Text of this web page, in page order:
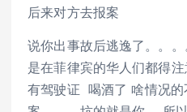
后来对方去报案
说你出事故后逃逸了。。
是在菲律宾的华人们都得
有驾驶证 喝酒了 啥情况的